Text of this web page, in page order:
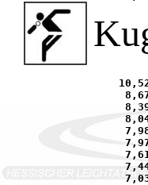
10,52	Geppert, Teresa		85	LAZ Bruchköbel			16.05.
8,67	Merz, Hannah		85	TV Langenselbold		25.04.
8,39	Reheis, Corinne		85	LAZ Mühlheim			28.08.	Bad
8,04	Bassermann, Celina	85	TGS Niederrodenbach		12.09.
7,98	Martenczuk, Claudia	85	LAZ Bruchköbel			16.05.
7,97	Schneider, Simone	85	TG 1837 Hanau			28.08.	Bad
7,61	Giron, Christine	85	SV 1879 Hainstadt		09.05.
7,44	Lindner, Stefanie	85	FC Offenthal			19.06.
7,03	Müller, Sabrina		85	SV Weiskirchen			19.06.